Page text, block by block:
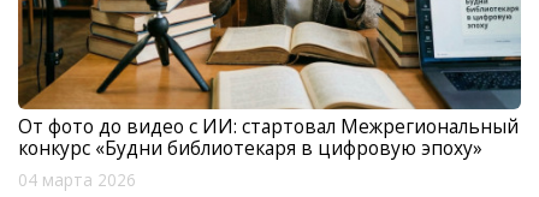
От фото до видео с ИИ: стартовал Межрегиональный
конкурс «Будни библиотекаря в цифровую эпоху»
04 марта 2026